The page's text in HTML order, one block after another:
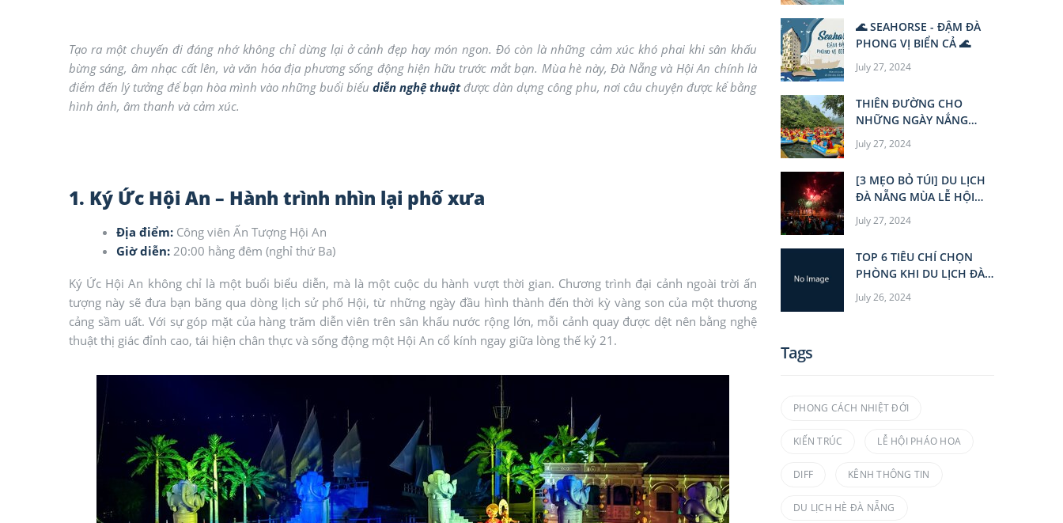
Tạo ra một chuyến đi đáng nhớ không chỉ dừng lại ở cảnh đẹp hay món ngon. Đó còn là những cảm xúc khó phai khi sân khấu
bừng sáng, âm nhạc cất lên, và văn hóa địa phương sống động hiện hữu trước mắt bạn. Mùa hè này, Đà Nẵng và Hội An chính là
điểm đến lý tưởng để bạn hòa mình vào những buổi biểu diễn nghệ thuậtđược dàn dựng công phu, nơi câu chuyện được kể bằng
hình ảnh, âm thanh và cảm xúc.
1. Ký Ức Hội An – Hành trình nhìn lại phố xưa
Địa điểm: Công viên Ấn Tượng Hội An
Giờ diễn:20:00 hằng đêm (nghỉ thứ Ba)
Ký Ức Hội An không chỉ là một buổi biểu diễn, mà là một cuộc du hành vượt thời gian. Chương trình đại cảnh ngoài trời ấn
tượng này sẽ đưa bạn băng qua dòng lịch sử phố Hội, từ những ngày đầu hình thành đến thời kỳ vàng son của một thương
cảng sầm uất. Với sự góp mặt của hàng trăm diễn viên trên sân khấu nước rộng lớn, mỗi cảnh quay được dệt nên bằng nghệ
thuật thị giác đỉnh cao, tái hiện chân thực và sống động một Hội An cổ kính ngay giữa lòng thế kỷ 21.
🌊 SEAHORSE - ĐẬM ĐÀ
PHONG VỊ BIỂN CẢ 🌊
July 27, 2024
THIÊN ĐƯỜNG CHO
NHỮNG NGÀY NẮNG
NÓNG TẠI ĐÀ NẴNG
NHẤT ĐỊNH PHẢI BIẾT!
July 27, 2024
[3 MẸO BỎ TÚI] DU LỊCH
ĐÀ NẴNG MÙA LỄ HỘI
PHÁO HOA QUỐC TẾ
July 27, 2024
TOP 6 TIÊU CHÍ CHỌN
PHÒNG KHI DU LỊCH ĐÀ
NẴNG
July 26, 2024
Tags
PHONG CÁCH NHIỆT ĐỚI
KIẾN TRÚC LỄ HỘI PHÁO HOA
DIFF KÊNH THÔNG TIN
DU LỊCH HÈ ĐÀ NẴNG